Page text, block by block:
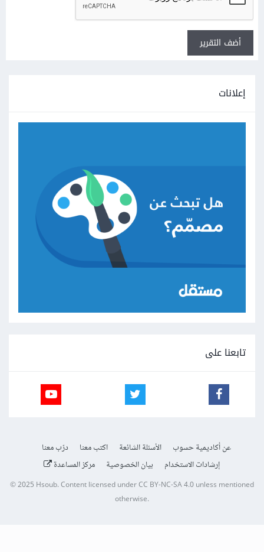
أضف التقرير
إعلانات
تابعنا على
عن أكاديمية حسوب الأسئلة الشائعة اكتب معنا
درّب معنا
إرشادات الاستخدام
بيان الخصوصية مركز المساعدة
© 2025 Hsoub.Content licensed underCC BY-NC-SA 4.0unless mentioned
otherwise.